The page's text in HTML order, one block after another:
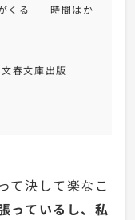
くる——時間はか
文春文庫出版
て決して楽なこ
っているし、私